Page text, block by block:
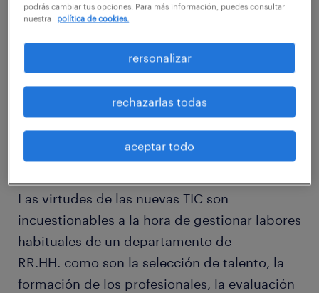
El mundo de los Recursos Humanos no es una
excepción y queda patente que las
tendencias del sector van en la dirección del
2.0. Ahora bien, ¿estamos dando una
importancia excesiva a la tecnología en
desmedro del factor humano? El debate está
abierto.
Las virtudes de las nuevas TIC son
incuestionables a la hora de gestionar labores
habituales de un departamento de
RR.HH. como son la selección de talento, la
formación de los profesionales, la evaluación
podrás cambiar tus opciones. Para más información, puedes consultar
nuestra
política de cookies.
rersonalizar
rechazarlas todas
aceptar todo